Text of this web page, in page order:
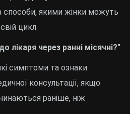
способи, якими жінки можуть
цикл.
лікаря через ранні місячні?"
симптоми та ознаки
консультації, якщо
раніше, ніж